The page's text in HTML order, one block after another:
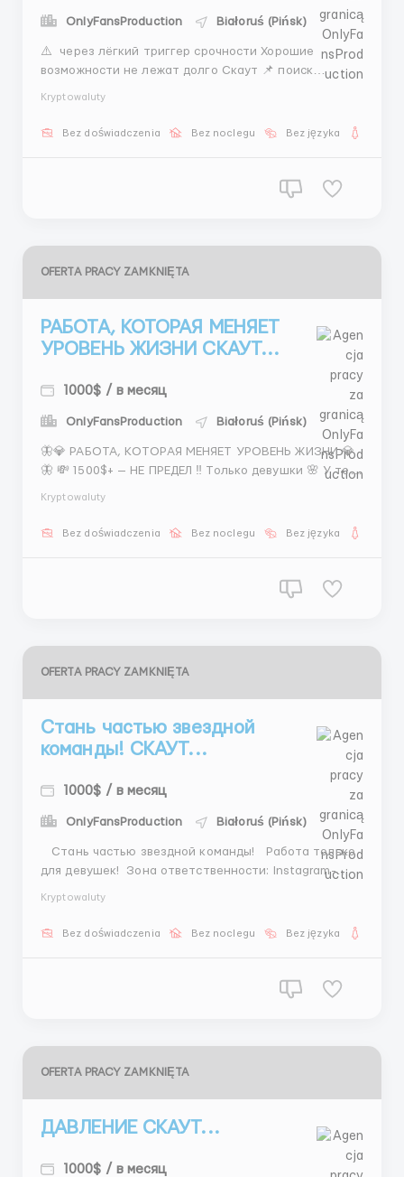
OnlyFansProduction Białoruś (Pińsk)
⚠️ через лёгкий триггер срочности Хорошие
возможности не лежат долго Скаут 📌 поиск
субботы 👉 если видишь это сейчас используй шанс
Kryptowaluty
Bez doświadczenia Bez noclegu Bez języka
OFERTA PRACY ZAMKNIĘTA
РАБОТА, КОТОРАЯ МЕНЯЕТ
УРОВЕНЬ ЖИЗНИ СКАУТ...
1000$ / в месяц
OnlyFansProduction Białoruś (Pińsk)
🦋💎 РАБОТА, КОТОРАЯ МЕНЯЕТ УРОВЕНЬ ЖИЗНИ 💎
🦋 💸 1500$+ — НЕ ПРЕДЕЛ ‼️ Только девушки 🌸 У тебя
📌 Что делать: — 🦋 Искать моделей — 📸 Собирать
Kryptowaluty
Bez doświadczenia Bez noclegu Bez języka
OFERTA PRACY ZAMKNIĘTA
Стань частью звездной
команды! СКАУТ...
1000$ / в месяц
OnlyFansProduction Białoruś (Pińsk)
для девушек! Зона ответственности: Instagram-
презентации, переписка, предложение
Kryptowaluty
Bez doświadczenia Bez noclegu Bez języka
OFERTA PRACY ZAMKNIĘTA
ДАВЛЕНИЕ СКАУТ...
1000$ / в месяц